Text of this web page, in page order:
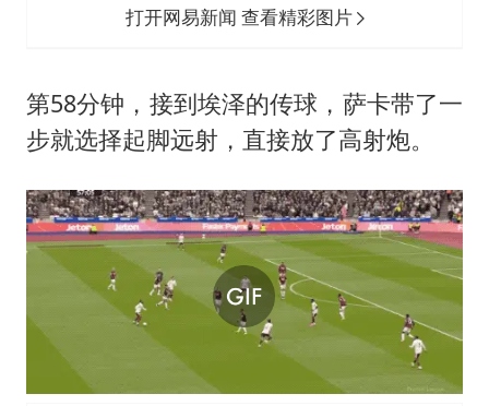
打开网易新闻 查看精彩图片
第58分钟，接到埃泽的传球，萨卡带了一
步就选择起脚远射，直接放了高射炮。